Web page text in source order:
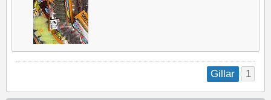
Gillar 1